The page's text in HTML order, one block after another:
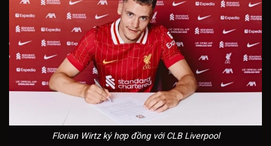
Florian Wirtz ký hợp đồng với CLB Liverpool